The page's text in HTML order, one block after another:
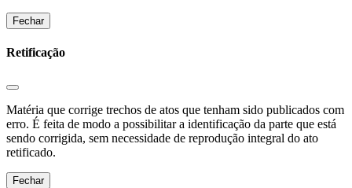
Fechar
Retificação
Matéria que corrige trechos de atos que tenham sido publicados com
erro. É feita de modo a possibilitar a identificação da parte que está
sendo corrigida, sem necessidade de reprodução integral do ato
retificado.
Fechar